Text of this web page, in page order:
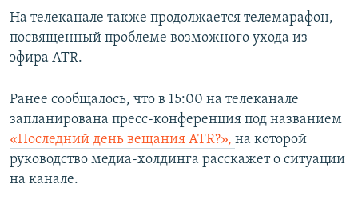
На телеканале также продолжается телемарафон,
посвященный проблеме возможного ухода из
эфира ATR.
Ранее сообщалось, что в 15:00 на телеканале
запланирована пресс-конференция под названием
«Последний день вещания ATR?», на которой
руководство медиа-холдинга расскажет о ситуации
на канале.